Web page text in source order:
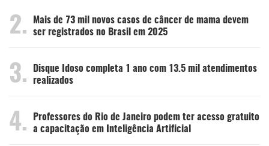
2.
Mais de 73 mil novos casos de câncer de mama devem
ser registrados no Brasil em 2025
3.
Disque Idoso completa 1 ano com 13.5 mil atendimentos
realizados
4.
Professores do Rio de Janeiro podem ter acesso gratuito
a capacitação em Inteligência Artificial